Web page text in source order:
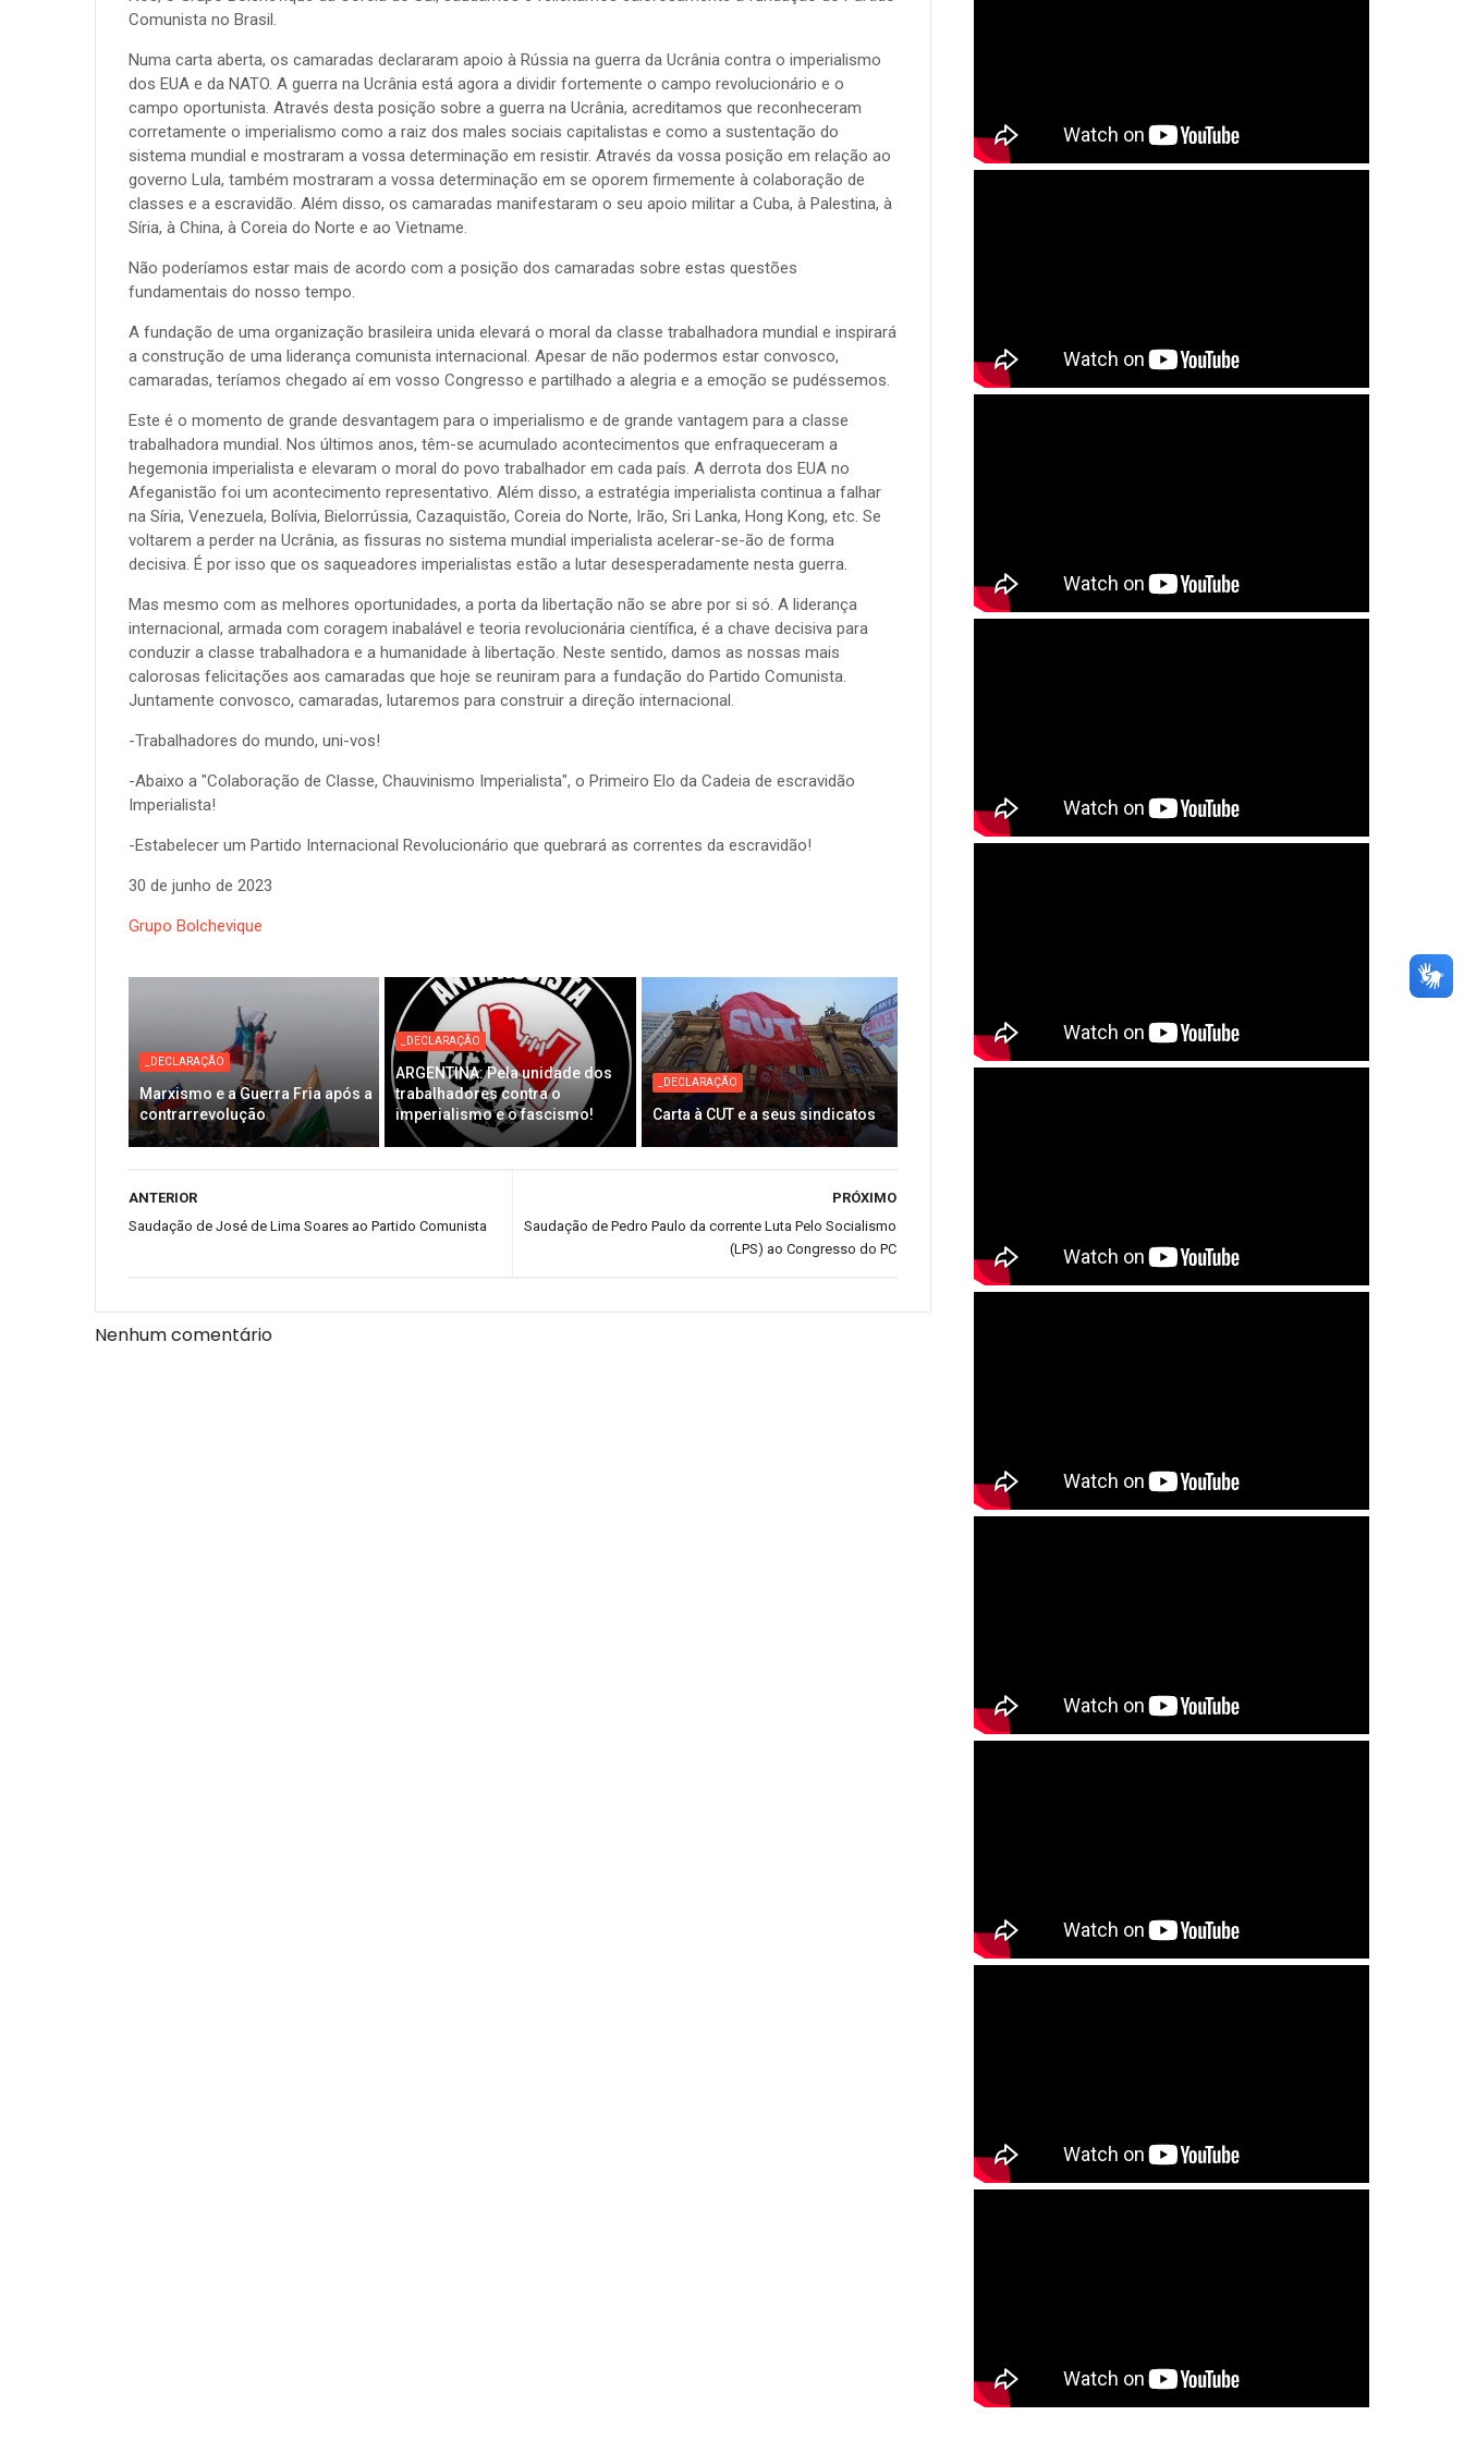
Comunista no Brasil.
Numa carta aberta, os camaradas declararam apoio à Rússia na guerra da Ucrânia contra o imperialismo
dos EUA e da NATO. A guerra na Ucrânia está agora a dividir fortemente o campo revolucionário e o
campo oportunista. Através desta posição sobre a guerra na Ucrânia, acreditamos que reconheceram
corretamente o imperialismo como a raiz dos males sociais capitalistas e como a sustentação do
sistema mundial e mostraram a vossa determinação em resistir. Através da vossa posição em relação ao
governo Lula, também mostraram a vossa determinação em se oporem firmemente à colaboração de
classes e a escravidão. Além disso, os camaradas manifestaram o seu apoio militar a Cuba, à Palestina, à
Síria, à China, à Coreia do Norte e ao Vietname.
Não poderíamos estar mais de acordo com a posição dos camaradas sobre estas questões
fundamentais do nosso tempo.
A fundação de uma organização brasileira unida elevará o moral da classe trabalhadora mundial e inspirará
a construção de uma liderança comunista internacional. Apesar de não podermos estar convosco,
camaradas, teríamos chegado aí em vosso Congresso e partilhado a alegria e a emoção se pudéssemos.
Este é o momento de grande desvantagem para o imperialismo e de grande vantagem para a classe
trabalhadora mundial. Nos últimos anos, têm-se acumulado acontecimentos que enfraqueceram a
hegemonia imperialista e elevaram o moral do povo trabalhador em cada país. A derrota dos EUA no
Afeganistão foi um acontecimento representativo. Além disso, a estratégia imperialista continua a falhar
na Síria, Venezuela, Bolívia, Bielorrússia, Cazaquistão, Coreia do Norte, Irão, Sri Lanka, Hong Kong, etc. Se
voltarem a perder na Ucrânia, as fissuras no sistema mundial imperialista acelerar-se-ão de forma
decisiva. É por isso que os saqueadores imperialistas estão a lutar desesperadamente nesta guerra.
Mas mesmo com as melhores oportunidades, a porta da libertação não se abre por si só. A liderança
internacional, armada com coragem inabalável e teoria revolucionária científica, é a chave decisiva para
conduzir a classe trabalhadora e a humanidade à libertação. Neste sentido, damos as nossas mais
calorosas felicitações aos camaradas que hoje se reuniram para a fundação do Partido Comunista.
Juntamente convosco, camaradas, lutaremos para construir a direção internacional.
-Trabalhadores do mundo, uni-vos!
-Abaixo a "Colaboração de Classe, Chauvinismo Imperialista", o Primeiro Elo da Cadeia de escravidão
Imperialista!
-Estabelecer um Partido Internacional Revolucionário que quebrará as correntes da escravidão!
30 de junho de 2023
Grupo Bolchevique
_DECLARAÇÃO
Marxismo e a Guerra Fria após a
contrarrevolução
_DECLARAÇÃO
ARGENTINA: Pela unidade dos
trabalhadores contra o
imperialismo e o fascismo!
_DECLARAÇÃO
Carta à CUT e a seus sindicatos
PRÓXIMO
Saudação de Pedro Paulo da corrente Luta Pelo Socialismo
(LPS) ao Congresso do PC
ANTERIOR
Saudação de José de Lima Soares ao Partido Comunista
Nenhum comentário